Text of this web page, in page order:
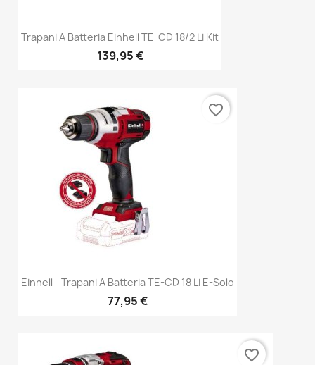
Trapani A Batteria Einhell TE-CD 18/2 Li Kit
139,95 €
Einhell - Trapani A Batteria TE-CD 18 Li E-Solo
77,95 €
favorite_border
favorite_border